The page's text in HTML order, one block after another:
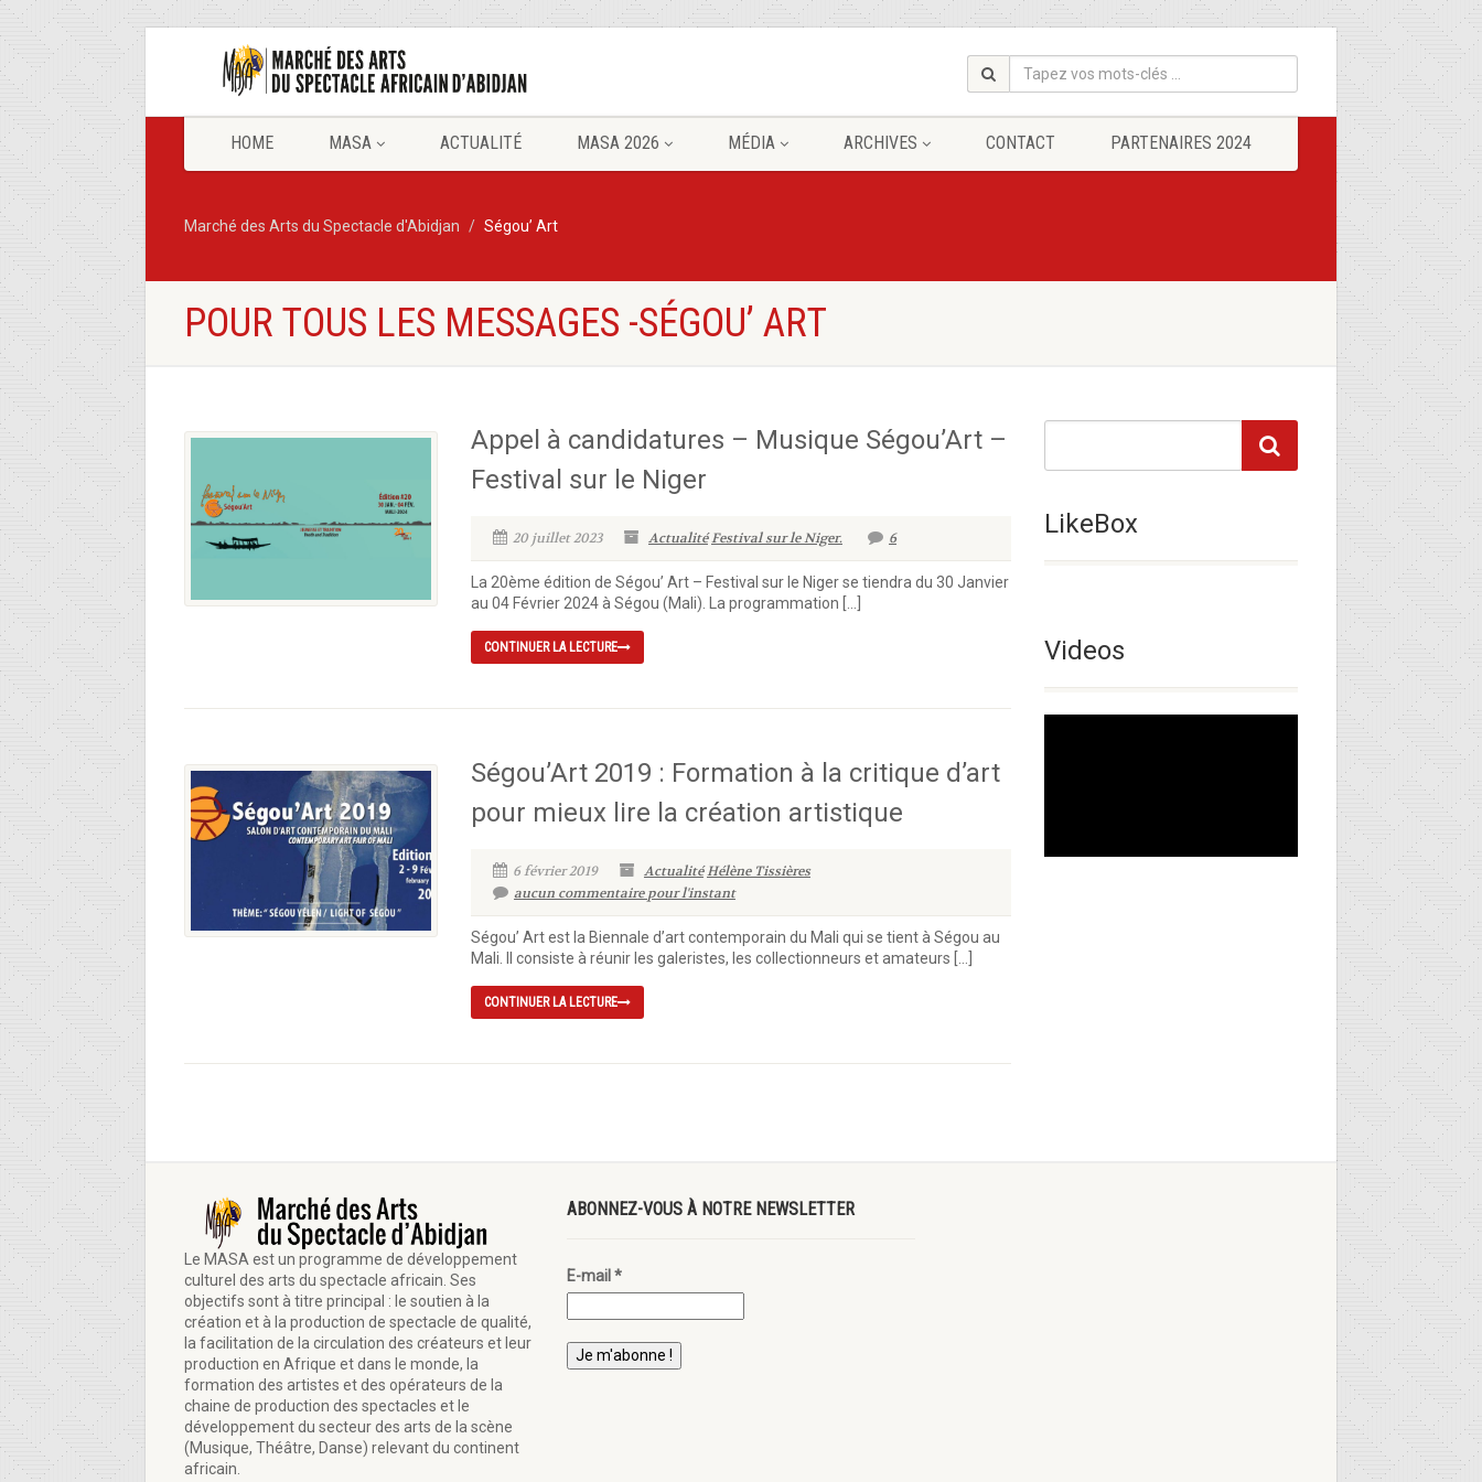
HOME MASA ACTUALITÉ MASA 2026 MÉDIA ARCHIVES CONTACT PARTENAIRES 2024
Marché des Arts du Spectacle d'Abidjan Ségou’ Art
POUR TOUS LES MESSAGES -SÉGOU’ ART
Appel à candidatures – Musique Ségou’Art –
Festival sur le Niger
20 juillet 2023 ActualitéFestival sur le Niger. 6
La 20ème édition de Ségou’ Art – Festival sur le Niger se tiendra du 30 Janvier
au 04 Février 2024 à Ségou (Mali). La programmation […]
CONTINUER LA LECTURE
Ségou’Art 2019 : Formation à la critique d’art
pour mieux lire la création artistique
6 février 2019 ActualitéHélène Tissières
aucun commentaire pour l'instant
Ségou’ Art est la Biennale d’art contemporain du Mali qui se tient à Ségou au
Mali. Il consiste à réunir les galeristes, les collectionneurs et amateurs […]
CONTINUER LA LECTURE
LikeBox
Videos
Le MASA est un programme de développement
culturel des arts du spectacle africain. Ses
objectifs sont à titre principal : le soutien à la
création et à la production de spectacle de qualité,
la facilitation de la circulation des créateurs et leur
production en Afrique et dans le monde, la
formation des artistes et des opérateurs de la
chaine de production des spectacles et le
développement du secteur des arts de la scène
(Musique, Théâtre, Danse) relevant du continent
africain.
ABONNEZ-VOUS À NOTRE NEWSLETTER
E-mail *